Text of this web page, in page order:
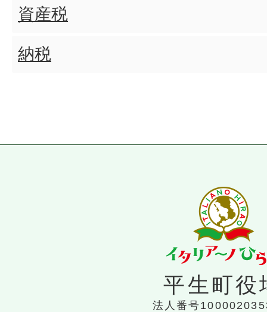
グリーン化特例(軽課)の三輪
はいくらですか?
グリーン化特例(軽課)の対象
平生町インターネット公売の
資産税
納税
平生町役
法人番号